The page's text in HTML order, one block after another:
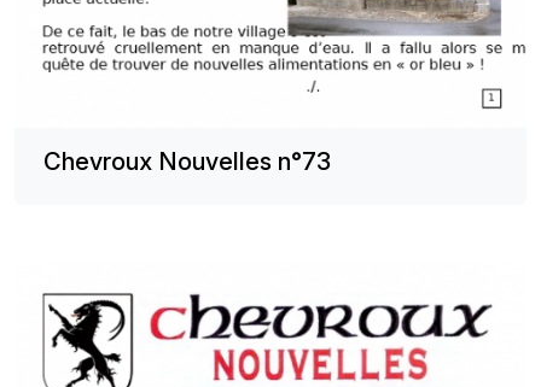
Chevroux Nouvelles n°73